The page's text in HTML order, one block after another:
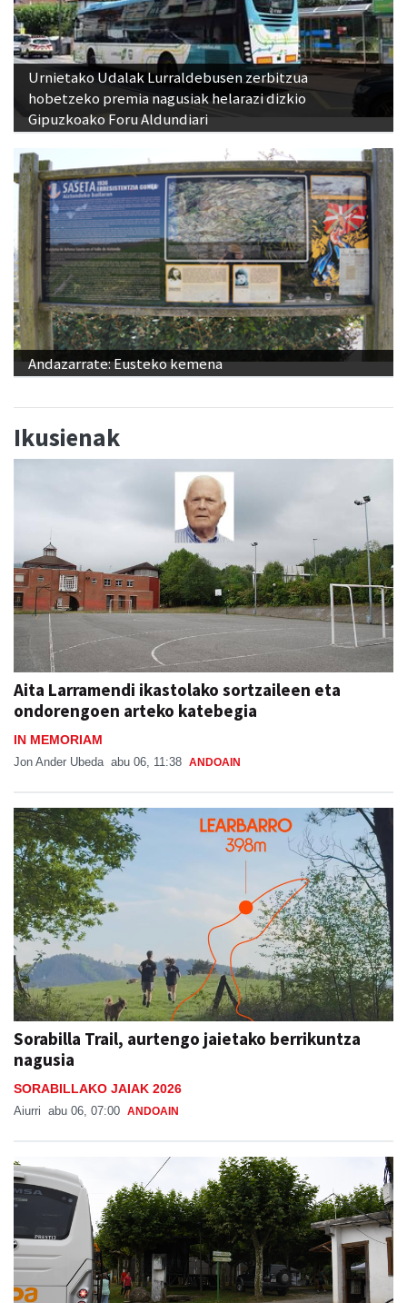
Urnietako Udalak Lurraldebusen zerbitzua
hobetzeko premia nagusiak helarazi dizkio
Gipuzkoako Foru Aldundiari
Andazarrate: Eusteko kemena
Ikusienak
Aita Larramendi ikastolako sortzaileen eta
ondorengoen arteko katebegia
IN MEMORIAM
Jon Ander Ubeda abu 06, 11:38 ANDOAIN
Sorabilla Trail, aurtengo jaietako berrikuntza
nagusia
SORABILLAKO JAIAK 2026
Aiurri abu 06, 07:00 ANDOAIN